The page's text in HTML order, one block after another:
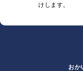
けします。
おか